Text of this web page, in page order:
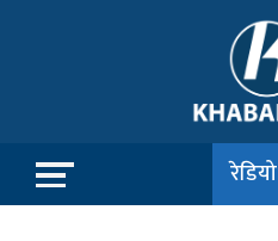
रेडियो